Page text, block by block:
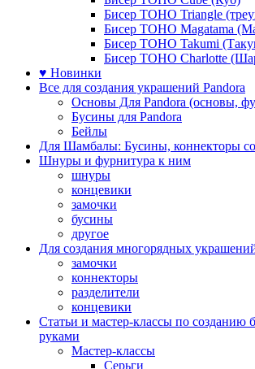
Бисер TOHO Triangle
Бисер TOHO Magatama
Бисер TOHO Takumi
Бисер TOHO Charlotte
♥ Новинки
Все для создания украшений Pandora
Основы Для Pandora (основы,
Бусины для Pandora
Бейлы
Для Шамбалы: Бусины, коннекторы
Шнуры и фурнитура к ним
шнуры
концевики
замочки
бусины
другое
Для создания многорядных
замочки
коннекторы
разделители
концевики
Статьи и мастер-классы по созданию
руками
Мастер-классы
Серьги